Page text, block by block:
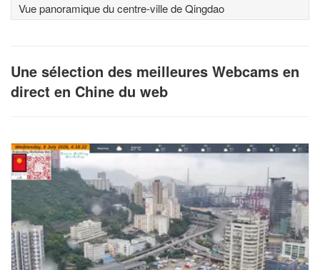
Vue panoramique du centre-ville de Qingdao
Une sélection des meilleures Webcams en
direct en Chine du web